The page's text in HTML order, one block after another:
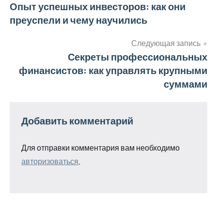
Навигация
по
Опыт успешных инвесторов: как они
преуспели и чему научились
Следующая запись
Секреты профессиональных
финансистов: как управлять крупными
суммами
Добавить комментарий
Для отправки комментария вам необходимо
авторизоваться